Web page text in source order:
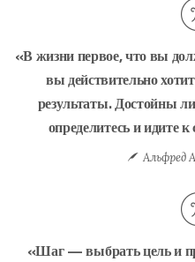
«В жизни первое, что вы
вы действительно
результаты. Достойны
определитесь и идите
Альфред
«Шаг — выбрать цель и